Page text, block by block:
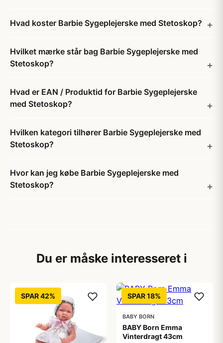
Hvad koster Barbie Sygeplejerske med Stetoskop?
Hvilket mærke står bag Barbie Sygeplejerske med
Stetoskop?
Hvad er EAN / Produktid for Barbie Sygeplejerske
med Stetoskop?
Hvilken kategori tilhører Barbie Sygeplejerske med
Stetoskop?
Hvor kan jeg købe Barbie Sygeplejerske med
Stetoskop?
Du er måske interesseret i
SPAR 42% SPAR 18%
BABY BORN
BABY Born Emma
Vinterdragt 43cm